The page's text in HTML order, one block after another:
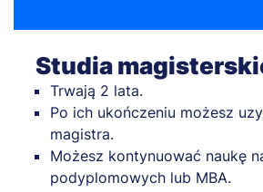
Studia
Trwają 2 lata.
Po ich ukończeniu możesz
magistra.
Możesz kontynuować naukę
podyplomowych lub MBA.